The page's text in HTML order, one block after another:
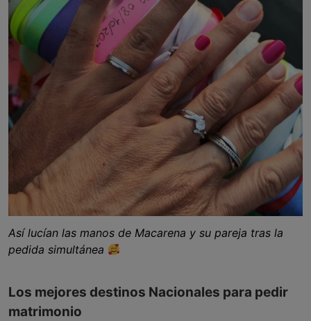
Así lucían las manos de Macarena y su pareja tras la
pedida simultánea
Los mejores destinos Nacionales para pedir
matrimonio